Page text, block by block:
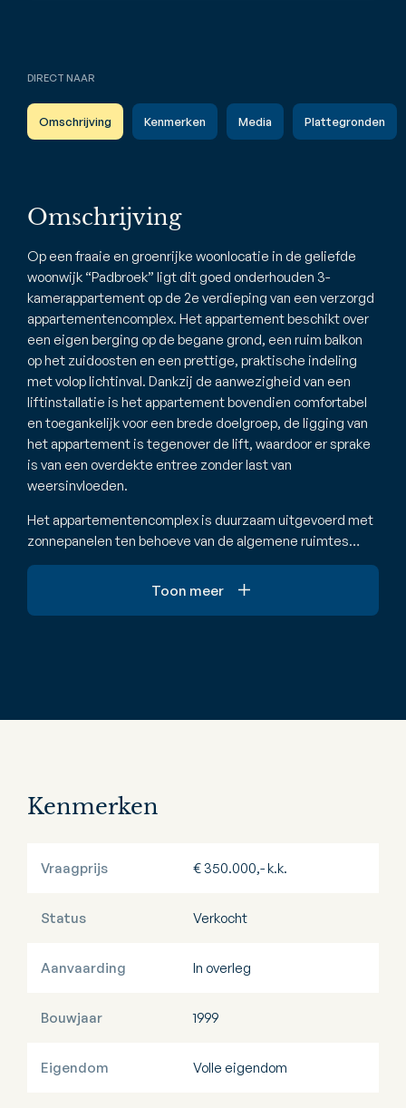
DIRECT NAAR
Omschrijving Kenmerken Media Plattegronden
Omschrijving
Op een fraaie en groenrijke woonlocatie in de geliefde
woonwijk “Padbroek” ligt dit goed onderhouden 3-
kamerappartement op de 2e verdieping van een verzorgd
appartementencomplex. Het appartement beschikt over
een eigen berging op de begane grond, een ruim balkon
op het zuidoosten en een prettige, praktische indeling
met volop lichtinval. Dankzij de aanwezigheid van een
liftinstallatie is het appartement bovendien comfortabel
en toegankelijk voor een brede doelgroep, de ligging van
het appartement is tegenover de lift, waardoor er sprake
is van een overdekte entree zonder last van
weersinvloeden.
Het appartementencomplex is duurzaam uitgevoerd met
zonnepanelen ten behoeve van de algemene ruimtes…
Toon meer
Kenmerken
Vraagprijs € 350.000,- k.k.
Status Verkocht
Aanvaarding In overleg
Bouwjaar 1999
Eigendom Volle eigendom